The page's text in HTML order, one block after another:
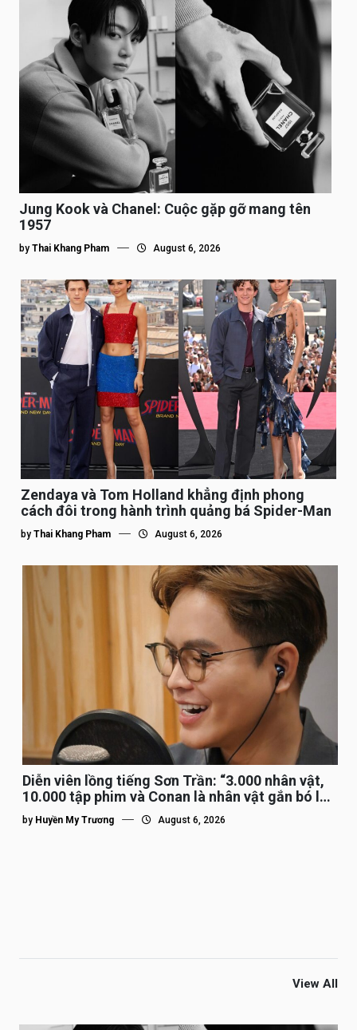
Jung Kook và Chanel: Cuộc gặp gỡ mang tên
1957
by Thai Khang Pham August 6, 2026
Zendaya và Tom Holland khẳng định phong
cách đôi trong hành trình quảng bá Spider-Man
by Thai Khang Pham August 6, 2026
Diễn viên lồng tiếng Sơn Trần: “3.000 nhân vật,
10.000 tập phim và Conan là nhân vật gắn bó lâu
nhất”
by Huyền My Trương August 6, 2026
View All